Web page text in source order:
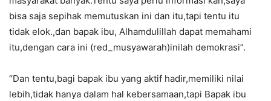
bisa saja sepihak memutuskan ini dan itu,tapi tentu itu
tidak elok.,dan bapak ibu, Alhamdulillah dapat memahami
itu,dengan cara ini (red_musyawarah)inilah demokrasi”.
“Dan tentu,bagi bapak ibu yang aktif hadir,memiliki nilai
lebih,tidak hanya dalam hal kebersamaan,tapi Bapak ibu